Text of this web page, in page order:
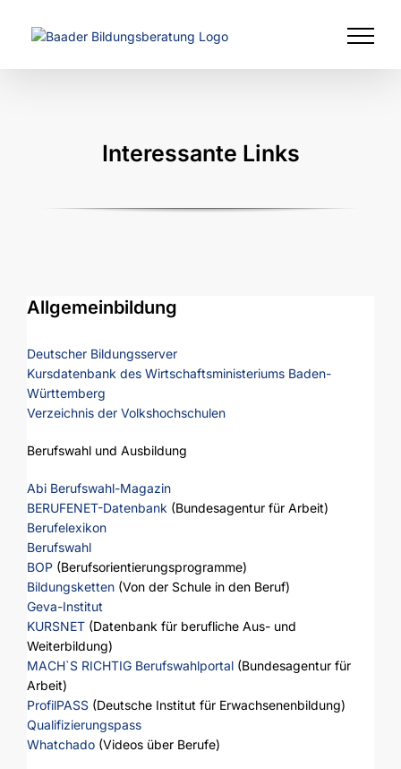
Interessante Links
Allgemeinbildung
Deutscher Bildungsserver
Kursdatenbank des Wirtschaftsministeriums Baden-
Württemberg
Verzeichnis der Volkshochschulen
Berufswahl und Ausbildung
Abi Berufswahl-Magazin
BERUFENET-Datenbank (Bundesagentur für Arbeit)
Berufelexikon
Berufswahl
BOP (Berufsorientierungsprogramme)
Bildungsketten (Von der Schule in den Beruf)
Geva-Institut
KURSNET (Datenbank für berufliche Aus- und
Weiterbildung)
MACH`S RICHTIG Berufswahlportal (Bundesagentur für
Arbeit)
ProfilPASS (Deutsche Institut für Erwachsenenbildung)
Qualifizierungspass
Whatchado (Videos über Berufe)